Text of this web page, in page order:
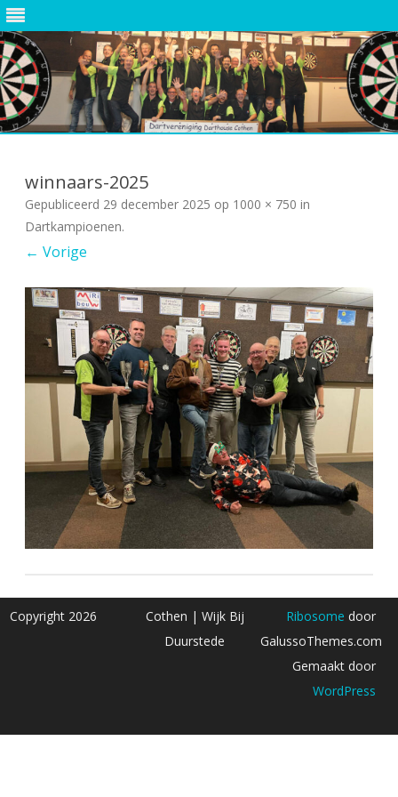
inhoud
winnaars-2025
Gepubliceerd 29 december 2025 op 1000 × 750 in
Dartkampioenen.
← Vorige
Copyright 2026
Cothen | Wijk Bij
Duurstede
Ribosome door
GalussoThemes.com
Gemaakt door
WordPress